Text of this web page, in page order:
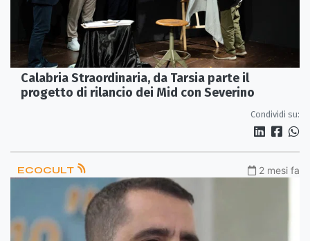
Calabria Straordinaria, da Tarsia parte il
progetto di rilancio dei Mid con Severino
Condividi su:
ECOCULT 2 mesi fa